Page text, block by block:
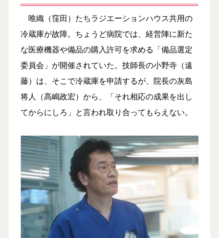
唯織（窪田）たちラジエーションハウス共用の
冷蔵庫が故障。ちょうど病院では、経営陣に新た
な医療機器や備品の購入許可を求める「備品選定
委員会」が開催されていた。技師長の小野寺（遠
藤）は、そこで冷蔵庫を申請するが、院長の灰島
将人（髙嶋政宏）から、「それ相応の成果を出し
てからにしろ」と言われ取り合ってもらえない。